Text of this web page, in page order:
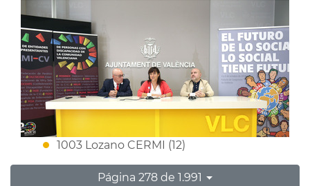
1003 Lozano CERMI (12)
Página 278 de 1.991